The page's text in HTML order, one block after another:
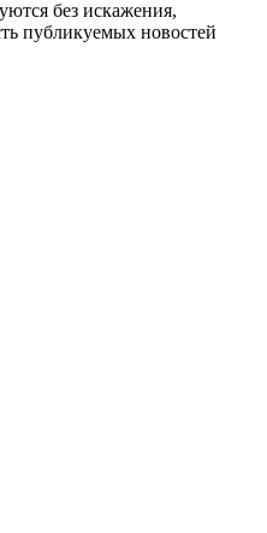
без искажения,
публикуемых новостей